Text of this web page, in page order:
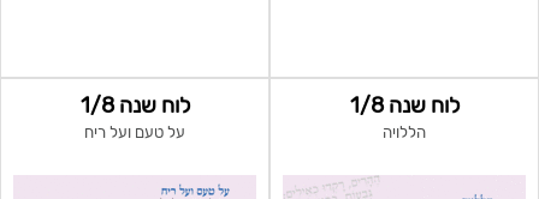
לוח שנה 1/8
הללויה
לוח שנה 1/8
על טעם ועל ריח